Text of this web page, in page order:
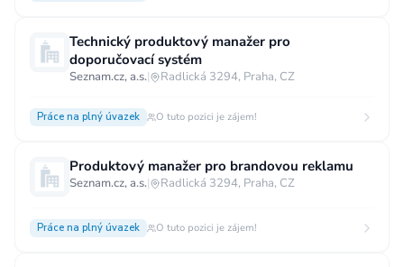
Technický produktový manažer pro
doporučovací systém
Seznam.cz, a.s.| Radlická 3294, Praha, CZ
Práce na plný úvazek O tuto pozici je zájem!
Produktový manažer pro brandovou reklamu
Seznam.cz, a.s.| Radlická 3294, Praha, CZ
Práce na plný úvazek O tuto pozici je zájem!